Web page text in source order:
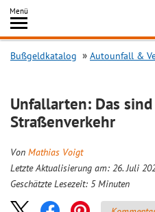
Inhalt
springen
Menü
Bußgeldkatalog Autounfall &
Unfallarten: Das
Straßenverkehr
Von Mathias Voigt
Letzte Aktualisierung am: 26. Juli
Geschätzte Lesezeit: 5 Minuten